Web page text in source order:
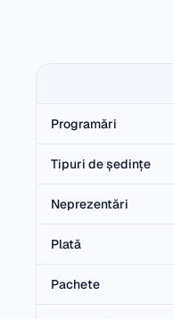
Programări
Tipuri de ședințe
Neprezentări
Plată
Pachete